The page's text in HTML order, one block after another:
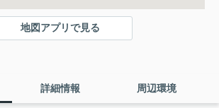
地図アプリで見る
詳細情報 周辺環境